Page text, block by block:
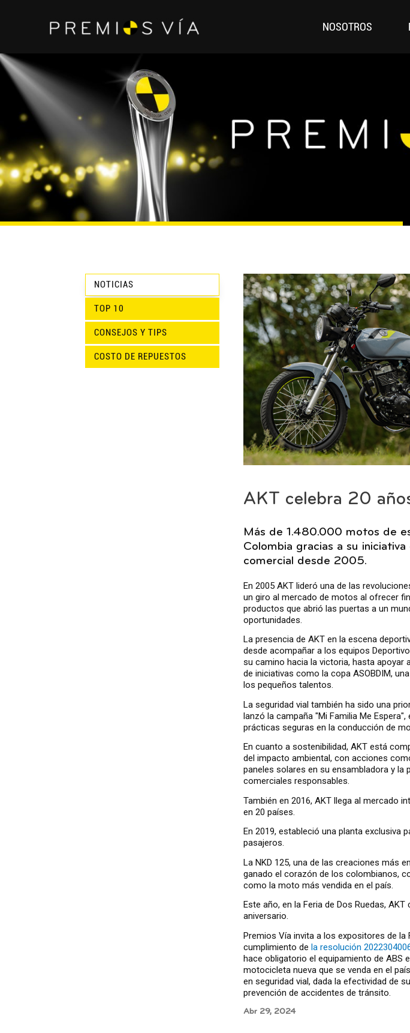
NOSOTROS
NOTICIAS
TOP 10
CONSEJOS Y TIPS
COSTO DE REPUESTOS
AKT celebra 20
Más de 1.480.000 motos de
Colombia gracias a su
comercial desde 2005.
En 2005 AKT lideró una de las
un giro al mercado de motos al ofrecer
productos que abrió las puertas a un
oportunidades.
La presencia de AKT en la escena
desde acompañar a los equipos
su camino hacia la victoria, hasta apoyar
de iniciativas como la copa ASOBDIM,
los pequeños talentos.
La seguridad vial también ha sido una
lanzó la campaña "Mi Familia Me
prácticas seguras en la conducción de
En cuanto a sostenibilidad, AKT está
del impacto ambiental, con acciones
paneles solares en su ensambladora y la
comerciales responsables.
También en 2016, AKT llega al mercado
en 20 países.
En 2019, estableció una planta exclusiva
pasajeros.
La NKD 125, una de las creaciones más
ganado el corazón de los colombianos,
como la moto más vendida en el país.
Este año, en la Feria de Dos Ruedas,
aniversario.
Premios Vía invita a los expositores de la
cumplimiento de la resolución
hace obligatorio el equipamiento de ABS
motocicleta nueva que se venda en el
en seguridad vial, dada la efectividad de
prevención de accidentes de tránsito.
Abr 29, 2024